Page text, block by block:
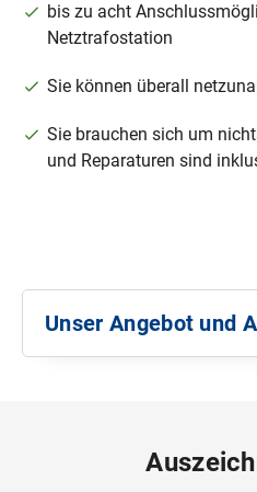
bis zu acht
Netztrafostation
Sie können überall
Sie brauchen sich um
und Reparaturen sind
Unser Angebot und
Unser Angebot
Störungsbehebung